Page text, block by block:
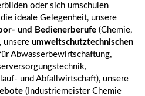
für
Kinder
und
oder sich umschulen
ideale Gelegenheit, unsere
und Bedienerberufe (Chemie,
unsere umweltschutztechnischen
Abwasserbewirtschaftung,
und Abfallwirtschaft), unsere
(Industriemeister Chemie